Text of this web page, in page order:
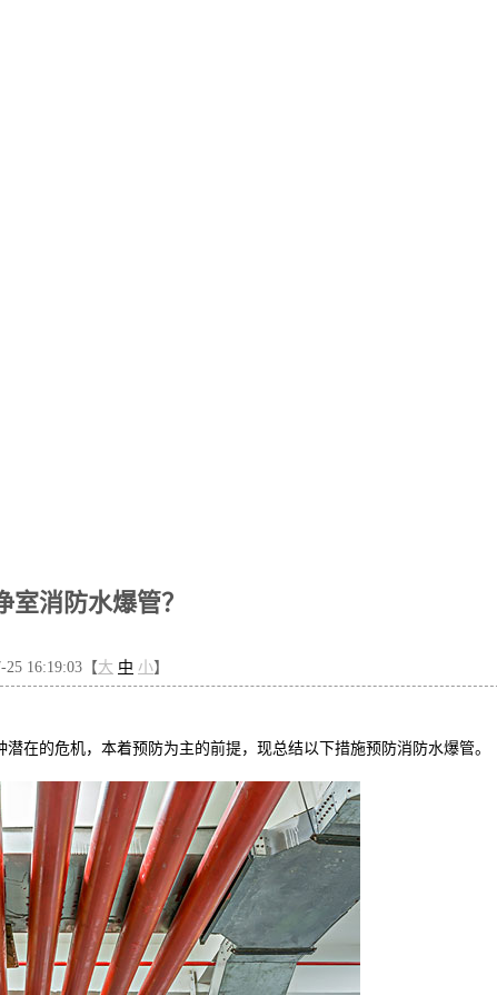
室消防水爆管？
16:19:03【大 中 小】
在的危机，本着预防为主的前提，现总结以下措施预防消防水爆管。